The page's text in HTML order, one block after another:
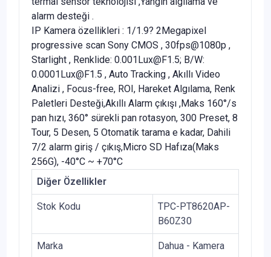
alarm desteği .
IP Kamera özellikleri : 1/1.9? 2Megapixel
progressive scan Sony CMOS , 30fps@1080p ,
Starlight , Renklide: 0.001Lux@F1.5; B/W:
0.0001Lux@F1.5 , Auto Tracking , Akıllı Video
Analizi , Focus-free, ROI, Hareket Algılama, Renk
Paletleri Desteği,Akıllı Alarm çıkışı ,Maks 160°/s
pan hızı, 360° sürekli pan rotasyon, 300 Preset, 8
Tour, 5 Desen, 5 Otomatik tarama e kadar, Dahili
7/2 alarm giriş / çıkış,Micro SD Hafıza(Maks
256G), -40°C ~ +70°C
Diğer Özellikler
Stok Kodu
TPC-PT8620AP-
B60Z30
Marka Dahua - Kamera